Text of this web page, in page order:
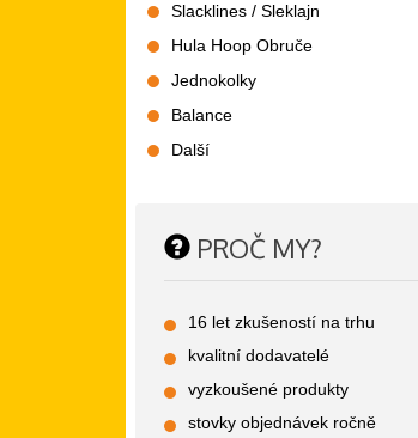
Slacklines / Sleklajn
Hula Hoop Obruče
Jednokolky
Balance
Další
PROČ MY?
16 let zkušeností na trhu
kvalitní dodavatelé
vyzkoušené produkty
stovky objednávek ročně